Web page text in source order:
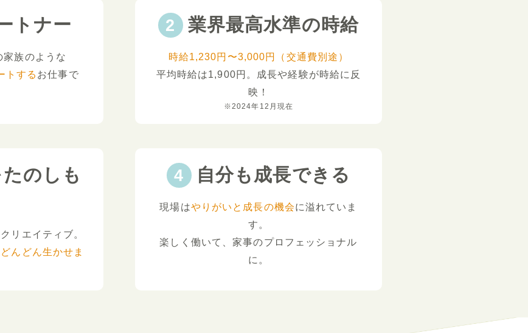
トナー
家族のような
トする お仕事で
業界最高水準の時給
時給1,230円〜3,000円（交通費別途）
平均時給は1,900円。
成長や経験が時給に反
映！
※2024年12月現在
のしも
リエイティブ。
んどん生かせま
自分も成長できる
現場はやりがいと成長の機会に溢れていま
す。
楽しく働いて、家事のプロフェッショナル
に。